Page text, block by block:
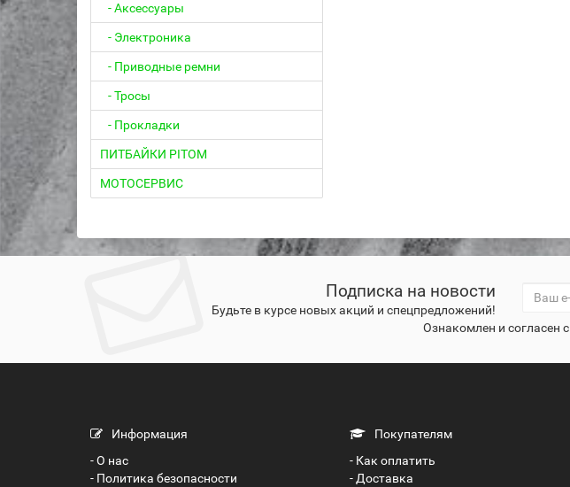
- Аксессуары
- Электроника
- Приводные ремни
- Тросы
- Прокладки
ПИТБАЙКИ PITOM
МОТОСЕРВИС
Подписка на новости
Будьте в курсе новых акций и спецпредложений!
Ознакомлен и согласен с
Информация
- О нас
- Политика безопасности
Покупателям
- Как оплатить
- Доставка